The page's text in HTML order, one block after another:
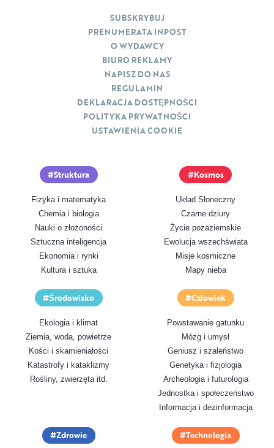
Struktura
Fizyka i matematyka
Chemia i biologia
Nauki o złożoności
Sztuczna inteligencja
Ekonomia i rynki
Kultura i sztuka
Kosmos
Układ Słoneczny
Czarne dziury
Życie pozaziemskie
Ewolucja wszechświata
Misje kosmiczne
Mapy nieba
Środowisko
Ekologia i klimat
Ziemia, woda, powietrze
Kości i skamieniałości
Katastrofy i kataklizmy
Rośliny, zwierzęta itd.
Człowiek
Powstawanie gatunku
Mózg i umysł
Geniusz i szaleństwo
Genetyka i fizjologia
Archeologia i futurologia
Jednostka i społeczeństwo
Informacja i dezinformacja
Zdrowie Technologia
SUBSKRYBUJ
PRENUMERATA INPOST
O WYDAWCY
BIURO REKLAMY
NAPISZ DO NAS
REGULAMIN
DEKLARACJA DOSTĘPNOŚCI
POLITYKA PRYWATNOŚCI
USTAWIENIA COOKIE